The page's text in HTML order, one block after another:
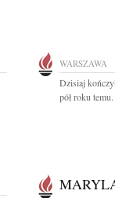
WARSZAWA
Dzisiaj
pół roku